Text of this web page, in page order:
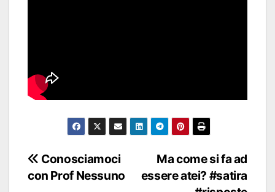
Navigazione
articoli
Ma come si fa ad
essere atei? #satira
Conosciamoci
con Prof Nessuno